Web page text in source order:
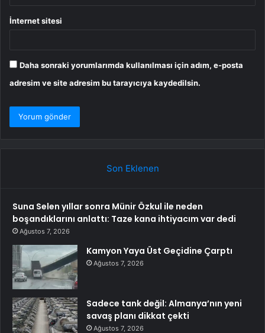
İnternet sitesi
Daha sonraki yorumlarımda kullanılması için adım, e-posta
adresim ve site adresim bu tarayıcıya kaydedilsin.
Son Eklenen
Suna Selen yıllar sonra Münir Özkul ile neden
boşandıklarını anlattı: Taze kana ihtiyacım var dedi
Ağustos 7, 2026
Kamyon Yaya Üst Geçidine Çarptı
Ağustos 7, 2026
Sadece tank değil: Almanya’nın yeni
savaş planı dikkat çekti
Ağustos 7, 2026